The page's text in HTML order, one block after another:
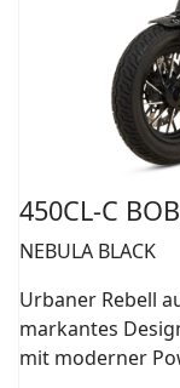
450CL-C
NEBULA BLACK
Urbaner Rebell
markantes
mit moderner